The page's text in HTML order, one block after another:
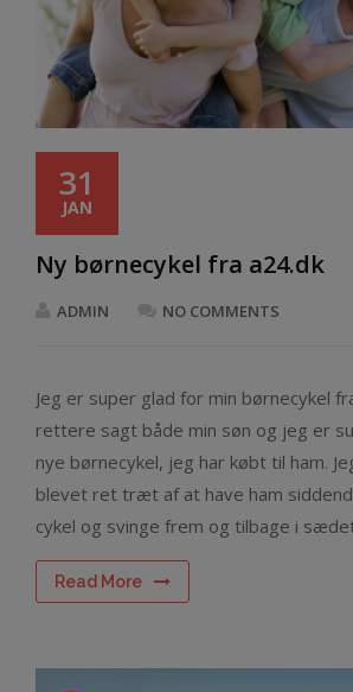
31
JAN
Ny børnecykel fra a24.dk
ADMIN NO COMMENTS
Jeg er super glad for min børnecykel
rettere sagt både min søn og jeg er
nye børnecykel, jeg har købt til ham.
blevet ret træt af at have ham
cykel og svinge frem og tilbage i
Read More